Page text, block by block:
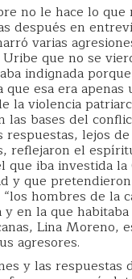
no le hace lo que
después en
varias
que no se
indignada porque
que esa era apenas
la violencia
las bases del
respuestas, lejos
reflejaron el
que iba investida la
y que pretendieron
hombres de la
en la que
Lina Moreno,
agresores.
y las respuestas